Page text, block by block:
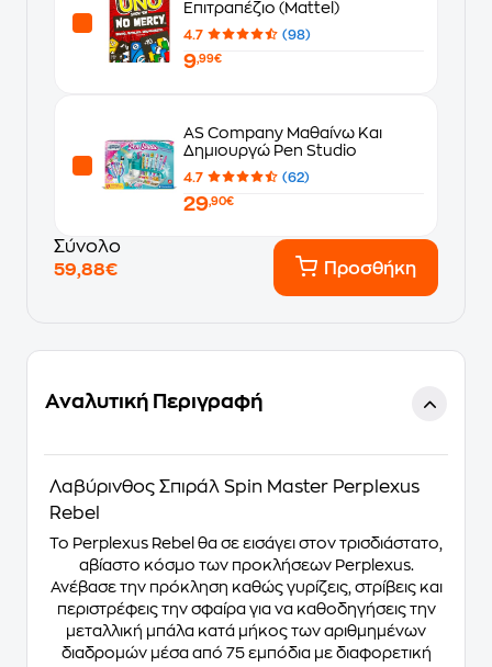
Επιτραπέζιο (Mattel)
4.7 (98)
9,99€
AS Company Μαθαίνω Και
Δημιουργώ Pen Studio
4.7 (62)
29,90€
Σύνολο
59,88€
Προσθήκη
Αναλυτική Περιγραφή
Λαβύρινθος Σπιράλ Spin Master Perplexus
Rebel
Το Perplexus Rebel θα σε εισάγει στον τρισδιάστατο,
αβίαστο κόσμο των προκλήσεων Perplexus.
Ανέβασε την πρόκληση καθώς γυρίζεις, στρίβεις και
περιστρέφεις την σφαίρα για να καθοδηγήσεις την
μεταλλική μπάλα κατά μήκος των αριθμημένων
διαδρομών μέσα από 75 εμπόδια με διαφορετική